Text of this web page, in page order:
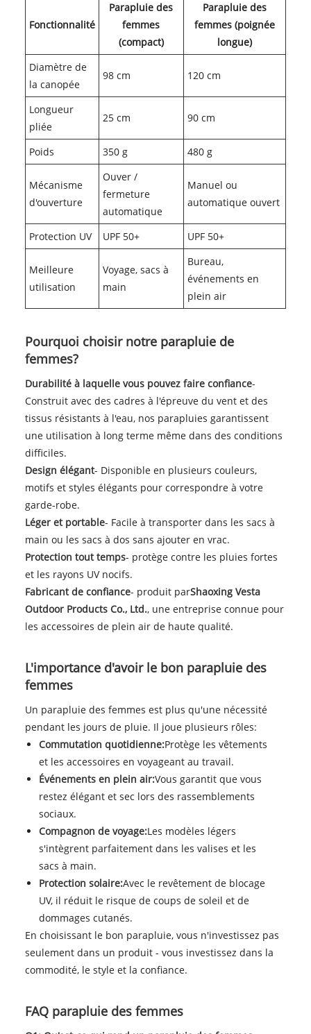
Fonctionnalité
Parapluie des
femmes
(compact)
Parapluie des
femmes (poignée
longue)
Diamètre de
la canopée
98 cm 120 cm
Longueur
pliée
25 cm 90 cm
Poids 350 g 480 g
Mécanisme
d'ouverture
Ouver /
fermeture
automatique
Manuel ou
automatique ouvert
Protection UV UPF 50+ UPF 50+
Meilleure
utilisation
Voyage, sacs à
main
Bureau,
événements en
plein air
Pourquoi choisir notre parapluie de
femmes?
Durabilité à laquelle vous pouvez faire confiance-
Construit avec des cadres à l'épreuve du vent et des
tissus résistants à l'eau, nos parapluies garantissent
une utilisation à long terme même dans des conditions
difficiles.
Design élégant- Disponible en plusieurs couleurs,
motifs et styles élégants pour correspondre à votre
garde-robe.
Léger et portable- Facile à transporter dans les sacs à
main ou les sacs à dos sans ajouter en vrac.
Protection tout temps- protège contre les pluies fortes
et les rayons UV nocifs.
Fabricant de confiance- produit parShaoxing Vesta
Outdoor Products Co., Ltd., une entreprise connue pour
les accessoires de plein air de haute qualité.
L'importance d'avoir le bon parapluie des
femmes
Un parapluie des femmes est plus qu'une nécessité
pendant les jours de pluie. Il joue plusieurs rôles:
Commutation quotidienne:Protège les vêtements
et les accessoires en voyageant au travail.
Événements en plein air:Vous garantit que vous
restez élégant et sec lors des rassemblements
sociaux.
Compagnon de voyage:Les modèles légers
s'intègrent parfaitement dans les valises et les
sacs à main.
Protection solaire:Avec le revêtement de blocage
UV, il réduit le risque de coups de soleil et de
dommages cutanés.
En choisissant le bon parapluie, vous n'investissez pas
seulement dans un produit - vous investissez dans la
commodité, le style et la confiance.
FAQ parapluie des femmes